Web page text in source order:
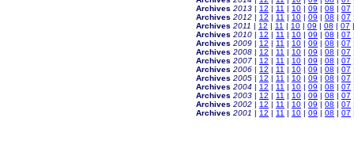
Archives 2013 | 12 | 11 | 10 | 09 | 08 | 07
Archives 2012 | 12 | 11 | 10 | 09 | 08 | 07
Archives 2011 | 12 | 11 | 10 | 09 | 08 | 07
Archives 2010 | 12 | 11 | 10 | 09 | 08 | 07
Archives 2009 | 12 | 11 | 10 | 09 | 08 | 07
Archives 2008 | 12 | 11 | 10 | 09 | 08 | 07
Archives 2007 | 12 | 11 | 10 | 09 | 08 | 07
Archives 2006 | 12 | 11 | 10 | 09 | 08 | 07
Archives 2005 | 12 | 11 | 10 | 09 | 08 | 07
Archives 2004 | 12 | 11 | 10 | 09 | 08 | 07
Archives 2003 | 12 | 11 | 10 | 09 | 08 | 07
Archives 2002 | 12 | 11 | 10 | 09 | 08 | 07
Archives 2001 | 12 | 11 | 10 | 09 | 08 | 07